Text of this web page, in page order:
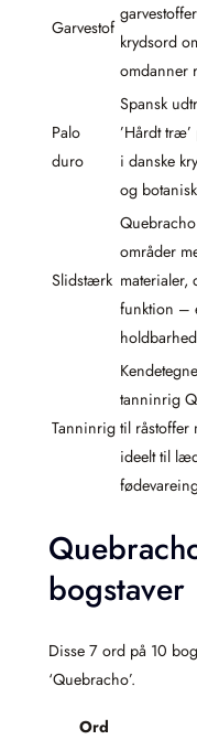
Garvestof
krydsord
omdanner
Palo
duro
Spansk
’Hårdt
i danske
og
Slidstærk
områder
materialer,
funktion –
Tanninrig
tanninrig
til råstoffer
ideelt til
bogstaver
Disse 7 ord på 10
‘Quebracho’.
Ord